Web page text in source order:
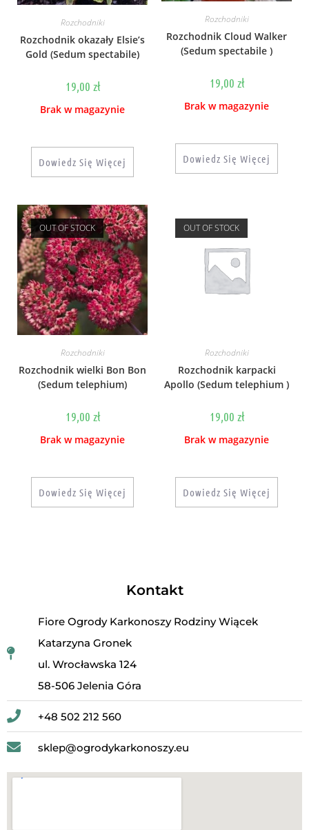
Rozchodniki
Rozchodnik okazały Elsie’s
Gold (Sedum spectabile)
19,00 zł
Brak w magazynie
Dowiedz Się Więcej
Rozchodniki
Rozchodnik Cloud Walker
(Sedum spectabile )
19,00 zł
Brak w magazynie
Dowiedz Się Więcej
OUT OF STOCK
Rozchodniki
Rozchodnik wielki Bon Bon
(Sedum telephium)
19,00 zł
Brak w magazynie
Dowiedz Się Więcej
OUT OF STOCK
Rozchodniki
Rozchodnik karpacki
Apollo (Sedum telephium )
19,00 zł
Brak w magazynie
Dowiedz Się Więcej
Kontakt
Fiore Ogrody Karkonoszy Rodziny Wiącek
Katarzyna Gronek
ul. Wrocławska 124
58-506 Jelenia Góra
+48 502 212 560
sklep@ogrodykarkonoszy.eu